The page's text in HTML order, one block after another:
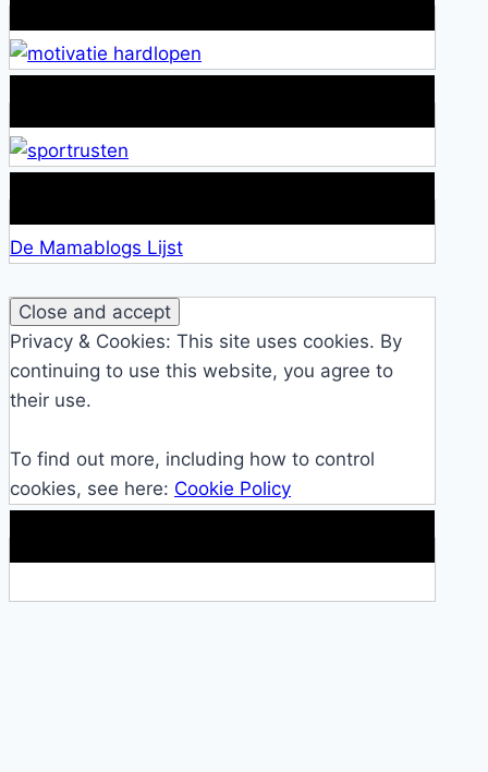
De Mamablogs Lijst
Privacy & Cookies: This site uses cookies. By
continuing to use this website, you agree to
their use.
To find out more, including how to control
cookies, see here: Cookie Policy